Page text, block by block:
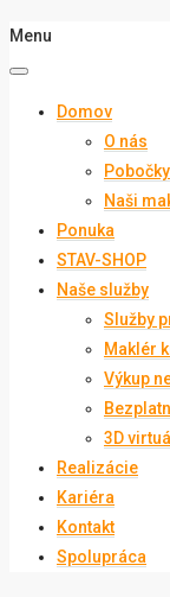
Menu
Domov
O nás
Pobočky
Naši
Ponuka
STAV-SHOP
Naše služby
Služby
Maklér
Výkup
3D
Realizácie
Kariéra
Kontakt
Spolupráca